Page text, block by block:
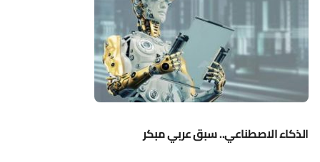
الذكاء الاصطناعي.. سبق عربي مبكر